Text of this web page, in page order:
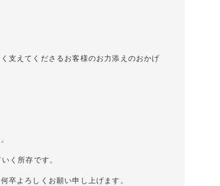
支えてくださるお客様のお力添えのおかげ
く所存です。
卒よろしくお願い申し上げます。